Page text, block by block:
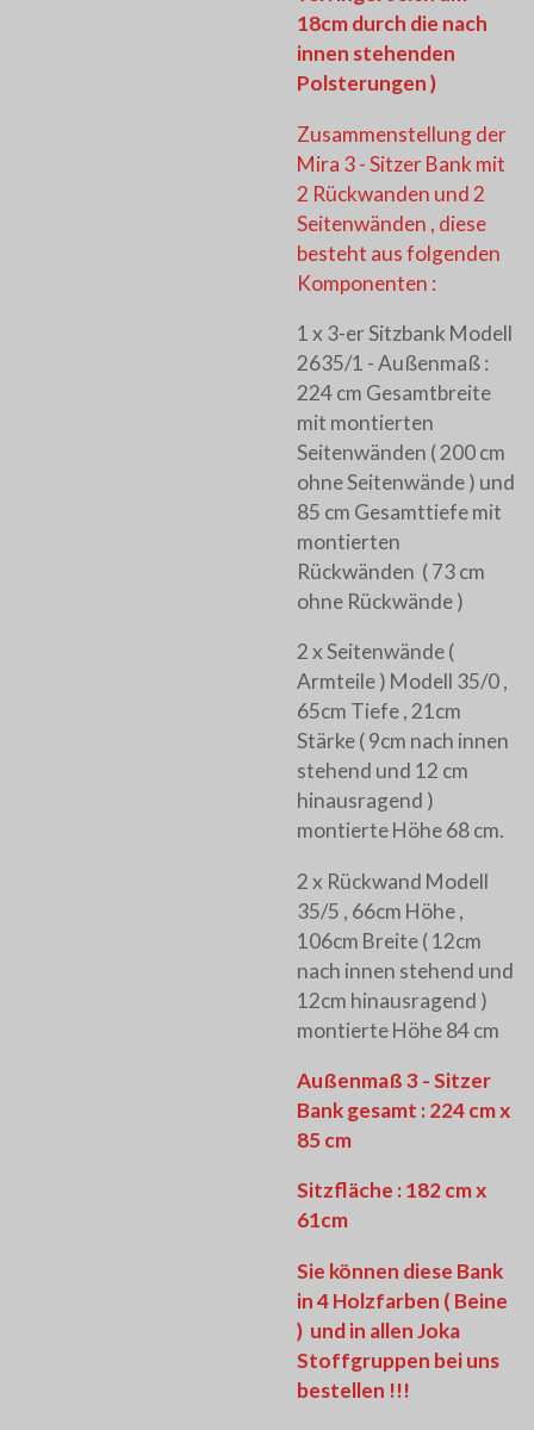
18cm durch die nach
innen stehenden
Polsterungen )
Zusammenstellung der
Mira 3 - Sitzer Bank mit
2 Rückwanden und 2
Seitenwänden , diese
besteht aus folgenden
Komponenten :
1 x 3-er Sitzbank Modell
2635/1 - Außenmaß :
224 cm Gesamtbreite
mit montierten
Seitenwänden ( 200 cm
ohne Seitenwände ) und
85 cm Gesamttiefe mit
montierten
Rückwänden ( 73 cm
ohne Rückwände )
2 x Seitenwände (
Armteile ) Modell 35/0 ,
65cm Tiefe , 21cm
Stärke ( 9cm nach innen
stehend und 12 cm
hinausragend )
montierte Höhe 68 cm.
2 x Rückwand Modell
35/5 , 66cm Höhe ,
106cm Breite ( 12cm
nach innen stehend und
12cm hinausragend )
montierte Höhe 84 cm
Außenmaß 3 - Sitzer
Bank gesamt : 224 cm x
85 cm
Sitzfläche : 182 cm x
61cm
Sie können diese Bank
in 4 Holzfarben ( Beine
) und in allen Joka
Stoffgruppen bei uns
bestellen !!!